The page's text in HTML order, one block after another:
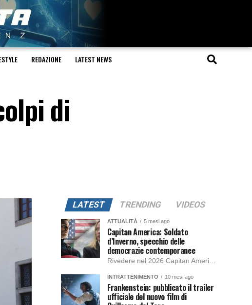
REDAZIONE LATEST NEWS
di
LATEST TRENDING VIDEOS
ATTUALITÀ 5 mesi ago
Capitan America: Soldato
d’Inverno, specchio delle
democrazie contemporanee
INTRATTENIMENTO 10 mesi ago
Frankenstein: pubblicato il trailer
ufficiale del nuovo film di